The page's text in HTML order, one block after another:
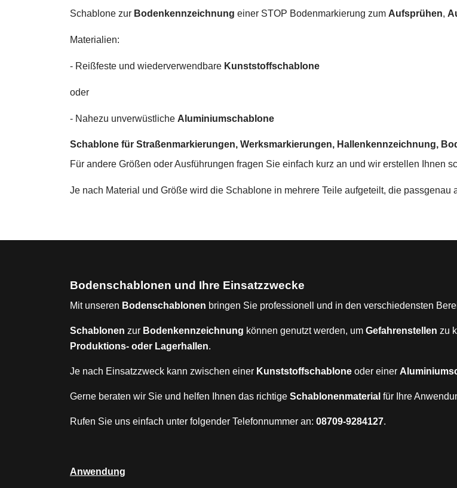
Schablone zur Bodenkennzeichnung einer STOP Bodenmarkierung zum Aufsprühen,
Materialien:
- Reißfeste und wiederverwendbare Kunststoffschablone
oder
- Nahezu unverwüstliche Aluminiumschablone
Schablone für Straßenmarkierungen, Werksmarkierungen, Hallenkennzeichnung,
Für andere Größen oder Ausführungen fragen Sie einfach kurz an und wir erstellen Ihnen
Je nach Material und Größe wird die Schablone in mehrere Teile aufgeteilt, die passgenau
Bodenschablonen und Ihre Einsatzzwecke
Mit unseren Bodenschablonen bringen Sie professionell und in den verschiedensten
Schablonen zur Bodenkennzeichnung können genutzt werden, um Gefahrenstellen zu
Produktions- oder Lagerhallen.
Je nach Einsatzzweck kann zwischen einer Kunststoffschablone oder einer
Gerne beraten wir Sie und helfen Ihnen das richtige Schablonenmaterial für Ihre
Rufen Sie uns einfach unter folgender Telefonnummer an: 08709-9284127.
Anwendung